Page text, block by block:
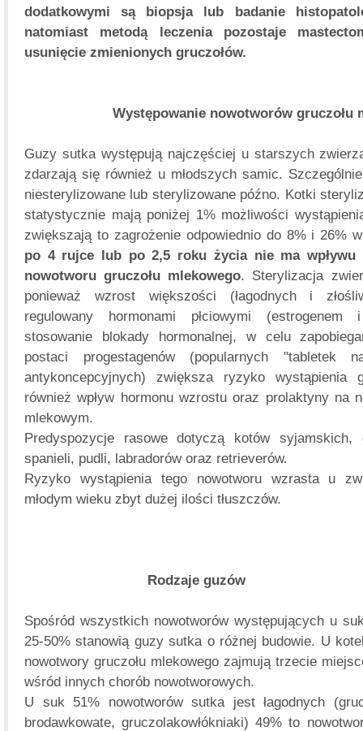
dodatkowymi są biopsja lub badanie
natomiast metodą leczenia pozostaje
usunięcie zmienionych gruczołów.
Występowanie nowotworów gruczołu
Guzy sutka występują najczęściej u starszych
zdarzają się również u młodszych samic.
niesterylizowane lub sterylizowane późno. Kotki
statystycznie mają poniżej 1% możliwości
zwiększają to zagrożenie odpowiednio do 8% i 26%
po 4 rujce lub po 2,5 roku życia nie ma wpływu
nowotworu gruczołu mlekowego. Sterylizacja
ponieważ wzrost większości (łagodnych i
regulowany hormonami płciowymi (estrogenem
stosowanie blokady hormonalnej, w celu
postaci progestagenów (popularnych
antykoncepcyjnych) zwiększa ryzyko wystąpienia
również wpływ hormonu wzrostu oraz prolaktyny na
mlekowym.
Predyspozycje rasowe dotyczą kotów syjamskich,
spanieli, pudli, labradorów oraz retrieverów.
Ryzyko wystąpienia tego nowotworu wzrasta u
młodym wieku zbyt dużej ilości tłuszczów.
Rodzaje guzów
Spośród wszystkich nowotworów występujących u
25-50% stanowią guzy sutka o różnej budowie. U
nowotwory gruczołu mlekowego zajmują trzecie
wśród innych chorób nowotworowych.
U suk 51% nowotworów sutka jest łagodnych
brodawkowate, gruczolakowłókniaki) 49% to